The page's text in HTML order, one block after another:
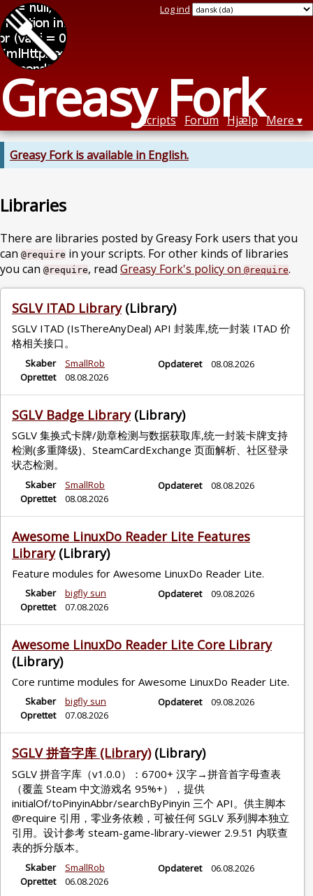
Greasy Fork
Log ind
Scripts Forum Hjælp Mere
Greasy Fork is available in English.
Libraries
There are libraries posted by Greasy Fork users that you
can @require in your scripts. For other kinds of libraries
you can @require, read Greasy Fork's policy on @require.
SGLV ITAD Library (Library)
SGLV ITAD (IsThereAnyDeal) API 封装库,统一封装 ITAD 价
格相关接口。
Skaber
SmallRob
Oprettet
08.08.2026
Opdateret 08.08.2026
SGLV Badge Library (Library)
SGLV 集换式卡牌/勋章检测与数据获取库,统一封装卡牌支持
检测(多重降级)、SteamCardExchange 页面解析、社区登录
状态检测。
Skaber
SmallRob
Oprettet
08.08.2026
Opdateret 08.08.2026
Awesome LinuxDo Reader Lite Features
Library (Library)
Feature modules for Awesome LinuxDo Reader Lite.
Skaber
bigfly sun
Oprettet
07.08.2026
Opdateret 09.08.2026
Awesome LinuxDo Reader Lite Core Library
(Library)
Core runtime modules for Awesome LinuxDo Reader Lite.
Skaber
bigfly sun
Oprettet
07.08.2026
Opdateret 09.08.2026
SGLV 拼音字库 (Library) (Library)
SGLV 拼音字库（v1.0.0）：6700+ 汉字→拼音首字母查表
（覆盖 Steam 中文游戏名 95%+），提供
initialOf/toPinyinAbbr/searchByPinyin 三个 API。供主脚本
@require 引用，零业务依赖，可被任何 SGLV 系列脚本独立
引用。设计参考 steam-game-library-viewer 2.9.51 内联查
表的拆分版本。
Skaber
SmallRob
Oprettet
06.08.2026
Opdateret 06.08.2026